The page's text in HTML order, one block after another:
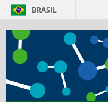
BRASIL